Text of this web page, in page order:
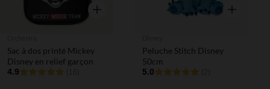
Aperçu rapide
Sac à dos printé Mickey
Disney en relief garçon
4.9
Aperçu
Peluche Stitch Disney
50cm
5.0